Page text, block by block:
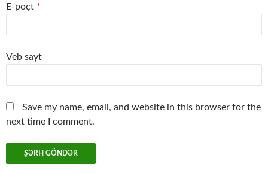
E-poçt *
Veb sayt
Save my name, email, and website in this browser for the
next time I comment.